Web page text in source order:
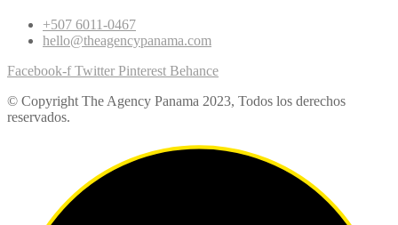
+507 6011-0467
hello@theagencypanama.com
Facebook-f Twitter Pinterest Behance
© Copyright The Agency Panama 2023, Todos los derechos
reservados.